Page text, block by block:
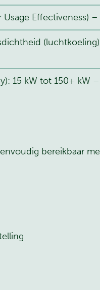
Effectiveness) –
15 kW tot 150+ kW
bereikbaar